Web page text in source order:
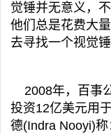
觉锤并无意义，
他们总是花费大
去寻找一个视觉锤
2008年，百事
投资12亿美元用
德(Indra Nooyi)称